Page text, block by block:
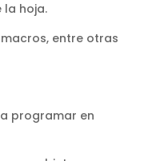
la hoja.
entre otras
programar en